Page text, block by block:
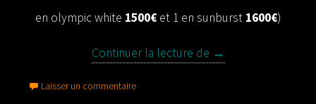
en olympic white 1500€ et 1 en sunburst 1600€)
Continuer la lecture de FENDER jb MM
→
Laisser un commentaire